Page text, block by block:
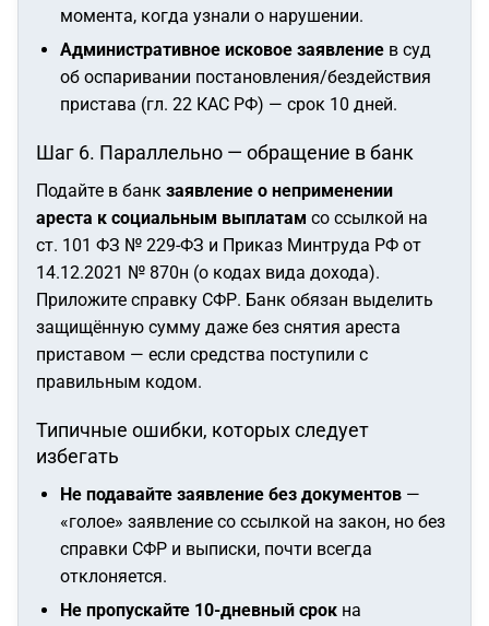
момента, когда узнали о нарушении.
Административное исковое заявление в суд
об оспаривании постановления/бездействия
пристава (гл. 22 КАС РФ) — срок 10 дней.
Шаг 6. Параллельно — обращение в банк
Подайте в банк заявление о неприменении
ареста к социальным выплатам со ссылкой на
ст. 101 ФЗ № 229-ФЗ и Приказ Минтруда РФ от
14.12.2021 № 870н (о кодах вида дохода).
Приложите справку СФР. Банк обязан выделить
защищённую сумму даже без снятия ареста
приставом — если средства поступили с
правильным кодом.
Типичные ошибки, которых следует
избегать
Не подавайте заявление без документов —
«голое» заявление со ссылкой на закон, но без
справки СФР и выписки, почти всегда
отклоняется.
Не пропускайте 10-дневный срок на